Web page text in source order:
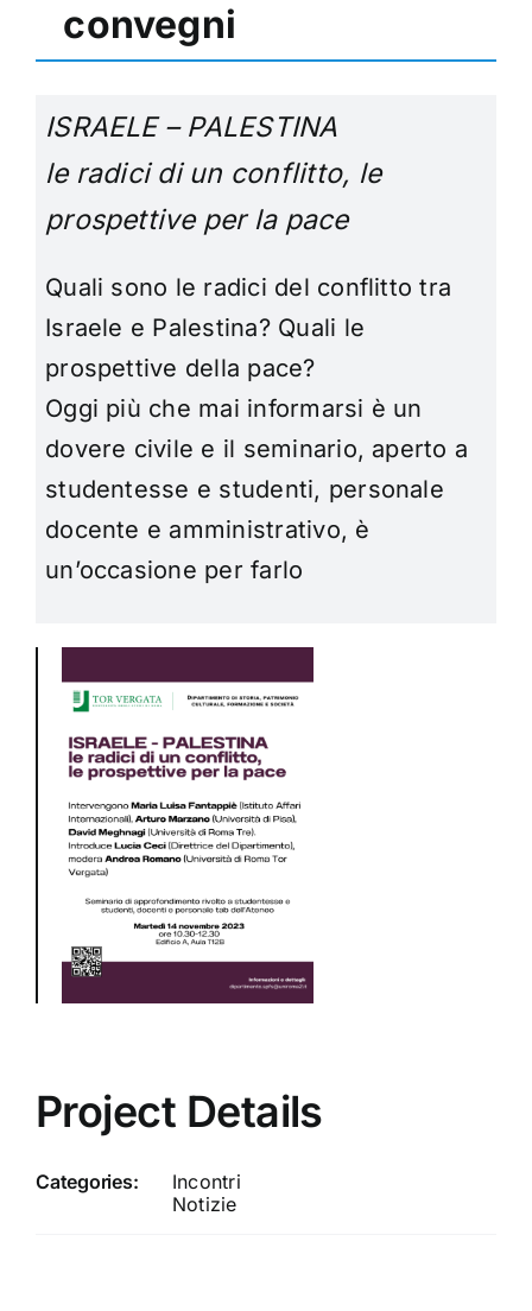
convegni
ISRAELE – PALESTINA
le radici di un conflitto, le
prospettive per la pace
Quali sono le radici del conflitto tra
Israele e Palestina? Quali le
prospettive della pace?
Oggi più che mai informarsi è un
dovere civile e il seminario, aperto a
studentesse e studenti, personale
docente e amministrativo, è
un’occasione per farlo
Project Details
Categories:
Incontri
Notizie